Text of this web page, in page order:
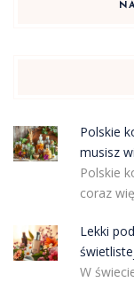
Polskie
musisz
Polskie
coraz
Lekki
W